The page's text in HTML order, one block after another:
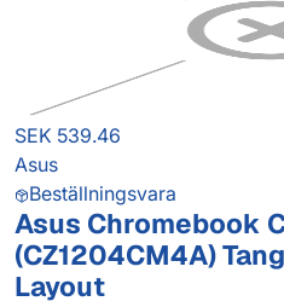
SEK 539.46
Asus
Beställningsvara
Asus Chromebook
(CZ1204CM4A)
Layout